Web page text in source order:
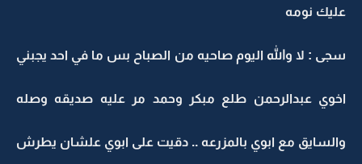
عليك نومه
سجى : لا والله اليوم صاحيه من الصباح بس ما في احد يجبني
اخوي عبدالرحمن طلع مبكر وحمد مر عليه صديقه وصله
والسايق مع ابوي بالمزرعه .. دقيت على ابوي علشان يطرش